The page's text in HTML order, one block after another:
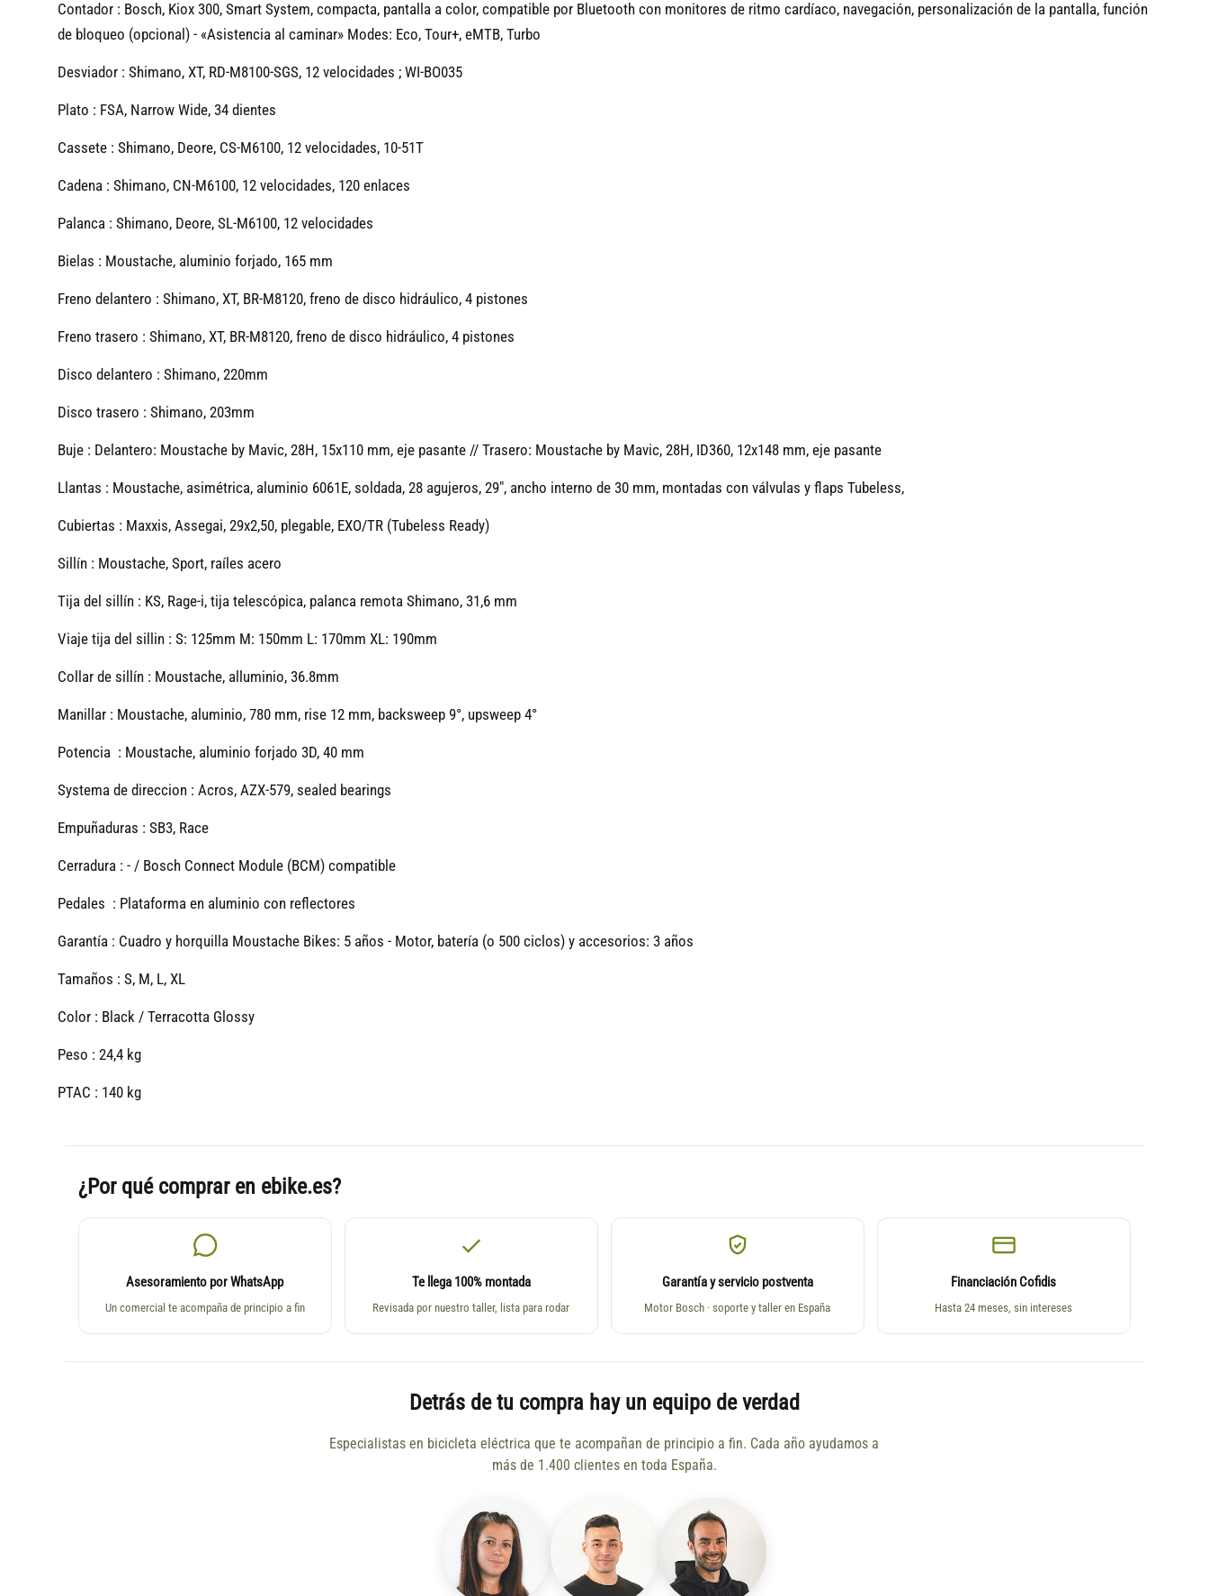
Contador : Bosch, Kiox 300, Smart System, compacta, pantalla a color, compatible por Bluetooth con monitores de ritmo cardíaco, navegación, personalización de la pantalla, función
de bloqueo (opcional) - «Asistencia al caminar» Modes: Eco, Tour+, eMTB, Turbo
Desviador : Shimano, XT, RD-M8100-SGS, 12 velocidades ; WI-BO035
Plato : FSA, Narrow Wide, 34 dientes
Cassete : Shimano, Deore, CS-M6100, 12 velocidades, 10-51T
Cadena : Shimano, CN-M6100, 12 velocidades, 120 enlaces
Palanca : Shimano, Deore, SL-M6100, 12 velocidades
Bielas : Moustache, aluminio forjado, 165 mm
Freno delantero : Shimano, XT, BR-M8120, freno de disco hidráulico, 4 pistones
Freno trasero : Shimano, XT, BR-M8120, freno de disco hidráulico, 4 pistones
Disco delantero : Shimano, 220mm
Disco trasero : Shimano, 203mm
Buje : Delantero: Moustache by Mavic, 28H, 15x110 mm, eje pasante // Trasero: Moustache by Mavic, 28H, ID360, 12x148 mm, eje pasante
Llantas : Moustache, asimétrica, aluminio 6061E, soldada, 28 agujeros, 29", ancho interno de 30 mm, montadas con válvulas y flaps Tubeless,
Cubiertas : Maxxis, Assegai, 29x2,50, plegable, EXO/TR (Tubeless Ready)
Sillín : Moustache, Sport, raíles acero
Tija del sillín : KS, Rage-i, tija telescópica, palanca remota Shimano, 31,6 mm
Viaje tija del sillin : S: 125mm M: 150mm L: 170mm XL: 190mm
Collar de sillín : Moustache, alluminio, 36.8mm
Manillar : Moustache, aluminio, 780 mm, rise 12 mm, backsweep 9°, upsweep 4°
Potencia : Moustache, aluminio forjado 3D, 40 mm
Systema de direccion : Acros, AZX-579, sealed bearings
Empuñaduras : SB3, Race
Cerradura : - / Bosch Connect Module (BCM) compatible
Pedales : Plataforma en aluminio con reflectores
Garantía : Cuadro y horquilla Moustache Bikes: 5 años - Motor, batería (o 500 ciclos) y accesorios: 3 años
Tamaños : S, M, L, XL
Color : Black / Terracotta Glossy
Peso : 24,4 kg
PTAC : 140 kg
¿Por qué comprar en ebike.es?
Asesoramiento por WhatsApp
Un comercial te acompaña de principio a fin
Te llega 100% montada
Revisada por nuestro taller, lista para rodar
Garantía y servicio postventa
Motor Bosch · soporte y taller en España
Financiación Cofidis
Hasta 24 meses, sin intereses
Detrás de tu compra hay un equipo de verdad
Especialistas en bicicleta eléctrica que te acompañan de principio a fin. Cada año ayudamos a
más de 1.400 clientes en toda España.